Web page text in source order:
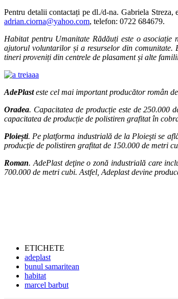
Pentru detalii contactați pe dl./d-na. Gabriela Streza,
adrian.ciorna@yahoo.com, telefon: 0722 684679.
Habitat pentru Umanitate Rădăuți este o asociație
ajutorul voluntarilor și a resurselor din comunitate.
tineri proveniți din centrele de plasament și alte
AdePlasteste cel mai important producător român
Oradea. Capacitatea de producție este de 250.000
capacitatea de producție de polistiren grafitat în
Ploiești. Pe platforma industrială de la Ploieşti se
producţie de polistiren grafitat de 150.000 de metri
Roman. AdePlast deţine o zonă industrială care
700.000 de metri cubi. Astfel, Adeplast devine
ETICHETE
adeplast
bunul samaritean
habitat
marcel barbut